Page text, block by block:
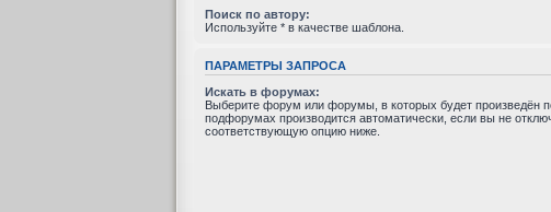
Поиск по автору:
Используйте * в качестве шаблона.
ПАРАМЕТРЫ ЗАПРОСА
Искать в форумах:
Выберите форум или форумы, в которых будет произведён
подфорумах производится автоматически, если вы не
соответствующую опцию ниже.